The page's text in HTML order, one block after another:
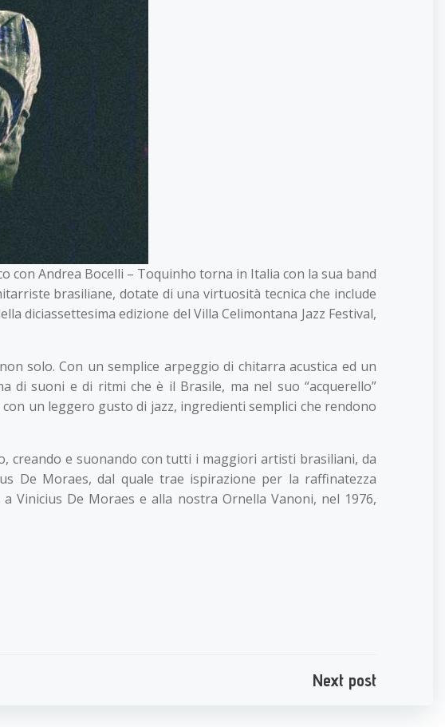
con Andrea Bocelli – Toquinho torna in Italia con la sua band
brasiliane, dotate di una virtuosità tecnica che include
diciassettesima edizione del Villa Celimontana Jazz Festival,
solo. Con un semplice arpeggio di chitarra acustica ed un
di suoni e di ritmi che è il Brasile, ma nel suo “acquerello”
un leggero gusto di jazz, ingredienti semplici che rendono
creando e suonando con tutti i maggiori artisti brasiliani, da
De Moraes, dal quale trae ispirazione per la raffinatezza
Vinicius De Moraes e alla nostra Ornella Vanoni, nel 1976,
Next post